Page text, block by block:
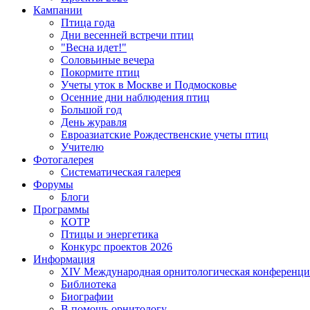
Кампании
Птица года
Дни весенней встречи птиц
"Весна идет!"
Соловьиные вечера
Покормите птиц
Учеты уток в Москве и Подмосковье
Осенние дни наблюдения птиц
Большой год
День журавля
Евроазиатские Рождественские учеты птиц
Учителю
Фотогалерея
Систематическая галерея
Форумы
Блоги
Программы
КОТР
Птицы и энергетика
Конкурс проектов 2026
Информация
XIV Международная орнитологическая
Библиотека
Биографии